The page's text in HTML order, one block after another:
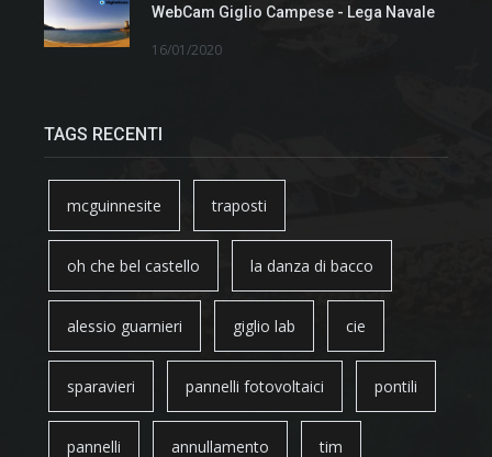
WebCam Giglio Campese - Lega Navale
16/01/2020
TAGS RECENTI
mcguinnesite traposti
oh che bel castello la danza di bacco
alessio guarnieri giglio lab cie
sparavieri pannelli fotovoltaici pontili
pannelli annullamento tim